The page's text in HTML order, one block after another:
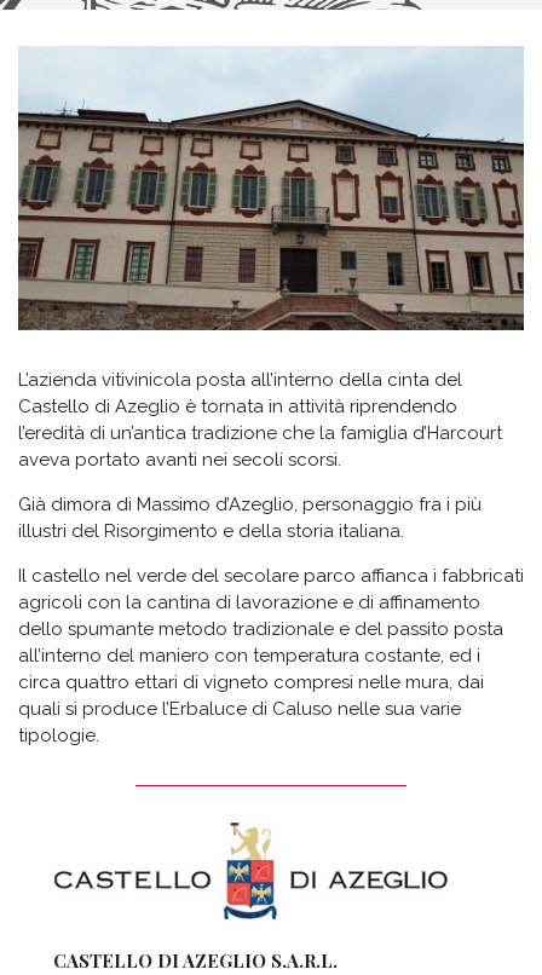
L’azienda vitivinicola posta all’interno della cinta del
Castello di Azeglio è tornata in attività riprendendo
l’eredità di un’antica tradizione che la famiglia d’Harcourt
aveva portato avanti nei secoli scorsi.
Già dimora di Massimo d’Azeglio, personaggio fra i più
illustri del Risorgimento e della storia italiana.
Il castello nel verde del secolare parco affianca i fabbricati
agricoli con la cantina di lavorazione e di affinamento
dello spumante metodo tradizionale e del passito posta
all’interno del maniero con temperatura costante, ed i
circa quattro ettari di vigneto compresi nelle mura, dai
quali si produce l’Erbaluce di Caluso nelle sua varie
tipologie.
CASTELLO DI AZEGLIO S.A.R.L.